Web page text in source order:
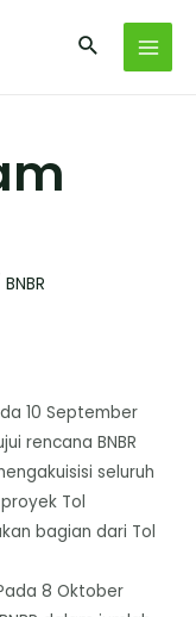
BNBR
10 September
rencana BNBR
seluruh
Tol
bagian dari Tol
8 Oktober